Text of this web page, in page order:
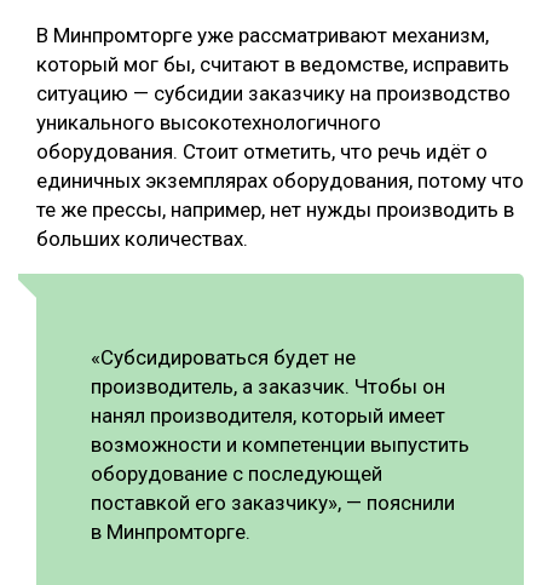
В Минпромторге уже рассматривают механизм,
который мог бы, считают в ведомстве, исправить
ситуацию — субсидии заказчику на производство
уникального высокотехнологичного
оборудования. Стоит отметить, что речь идёт о
единичных экземплярах оборудования, потому что
те же прессы, например, нет нужды производить в
больших количествах.
«Субсидироваться будет не
производитель, а заказчик. Чтобы он
нанял производителя, который имеет
возможности и компетенции выпустить
оборудование с последующей
поставкой его заказчику», — пояснили
в Минпромторге.